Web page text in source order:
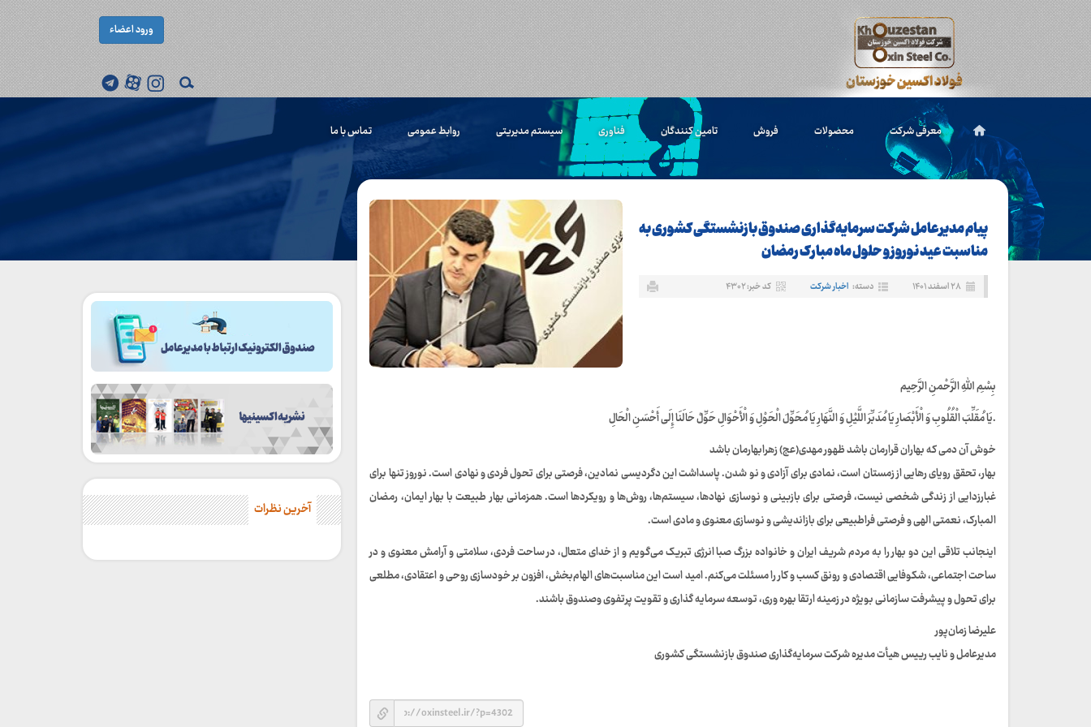
ورود اعضاء
معرفی شرکت محصولات فروش تامین کنندگان فناوری سیستم مدیریتی روابط عمومی تماس با ما
پیام مدیرعامل شرکت سرمایه‌گذاری صندوق بازنشستگی کشوری به
مناسبت عید نوروز و حلول ماه مبارک رمضان
۲۸ اسفند ۱۴۰۱ دسته: اخبار شرکت کد خبر: ۴۳۰۲
بِسْمِ اللهِ الرَّحْمنِ الرَّحِیم
.یَا مُقَلِّبَ الْقُلُوبِ وَ الْأَبْصَارِ یَا مُدَبِّرَ اللَّیْلِ وَ النَّهَارِ یَا مُحَوِّلَ الْحَوْلِ وَ الْأَحْوَالِ حَوِّلْ حَالَنَا إِلَی أَحْسَنِ الْحَالِ
خوش آن دمی که بهاران قرارمان باشد ظهور مهدی(عج) زهرابهارمان باشد
بهار، تحقق رویای رهایی از زمستان است، نمادی برای آزادی و نو شدن. پاسداشت این دگردیسی نمادین، فرصتی برای تحول فردی و نهادی است. نوروز تنها برای
غبارزدایی از زندگی شخصی نیست، فرصتی برای بازبینی و نوسازی نهادها، سیستم‌ها، روش‌ها و رویکردها است. همزمانی بهار طبیعت با بهار ایمان، رمضان
المبارک، نعمتی الهی و فرصتی فراطبیعی برای بازاندیشی و نوسازی معنوی و مادی است.
اینجانب تلاقی این دو بهار را به مردم شریف ایران و خانواده بزرگ صبا انرژی تبریک می‌گویم و از خدای متعال، در ساحت فردی، سلامتی و‌ آرامش معنوی و در
ساحت اجتماعی، شکوفایی اقتصادی و رونق کسب و کار را مسئلت می‌کنم. امید است این مناسبت‌های الهام‌بخش، افزون بر خودسازی روحی و اعتقادی، مطلعی
برای تحول و پیشرفت سازمانی بویژه در زمینه ارتقا بهره وری، توسعه سرمایه گذاری و تقویت پرتفوی وصندوق باشند.
علیرضا زمان‌پور
مدیرعامل و نایب رییس هیأت مدیره شرکت سرمایه‌گذاری صندوق بازنشستگی کشوری
آخرین نظرات